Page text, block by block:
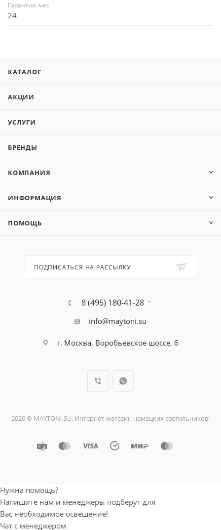
Гарантия, мес
24
КАТАЛОГ
АКЦИИ
УСЛУГИ
БРЕНДЫ
КОМПАНИЯ
ИНФОРМАЦИЯ
ПОМОЩЬ
ПОДПИСАТЬСЯ НА РАССЫЛКУ
8 (495) 180-41-28
info@maytoni.su
г. Москва, Воробьевское шоссе, 6
2026 © MAYTONI.SU. Интернет-магазин немецких светильников!
Нужна помощь?
Напишите нам и менеджеры подберут для
Вас необходимое освещение!
Чат с менеджером